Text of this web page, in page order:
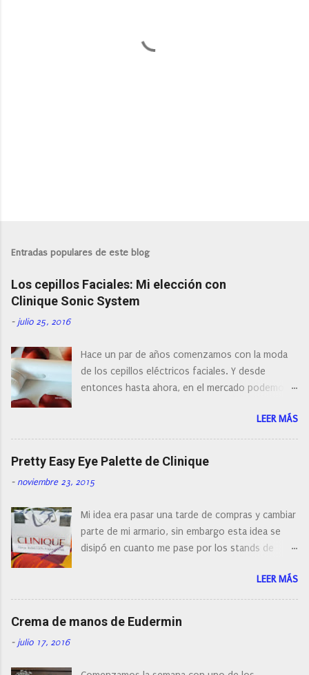
Entradas populares de este blog
Los cepillos Faciales: Mi elección con
Clinique Sonic System
- julio 25, 2016
Hace un par de años comenzamos con la moda
de los cepillos eléctricos faciales. Y desde
entonces hasta ahora, en el mercado podemos
con diferentes características, a pilas, a batería,
cepillos de rotación o de oscilación... y
naturalmente de todos los precios. Existe en la
actualidad tal variedad, que antes de hacer la
compra debemos de hacernos unas preguntas:
post os voy a dar mi opinión de porque elegí mi
cepillo facial de Clinique
LEER MÁS
Pretty Easy Eye Palette de Clinique
- noviembre 23, 2015
Mi idea era pasar una tarde de compras y cambiar
parte de mi armario, sin embargo esta idea se
disipó en cuanto me pase por los stands de
resistirse a esta paleta de colores de Clinique.
LEER MÁS
Crema de manos de Eudermin
- julio 17, 2016